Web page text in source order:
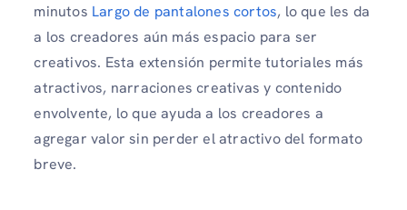
minutos Largo de pantalones cortos, lo que les da
a los creadores aún más espacio para ser
creativos. Esta extensión permite tutoriales más
atractivos, narraciones creativas y contenido
envolvente, lo que ayuda a los creadores a
agregar valor sin perder el atractivo del formato
breve.